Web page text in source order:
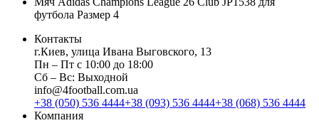
футбола Размер 4
Контакты
г.Киев, улица Ивана Выговского, 13
Пн ‒ Пт с 10:00 до 18:00
Сб ‒ Вс: Выходной
info@4football.com.ua
+38 (050) 536 4444+38 (093) 536 4444+38 (068) 536 4444
Компания